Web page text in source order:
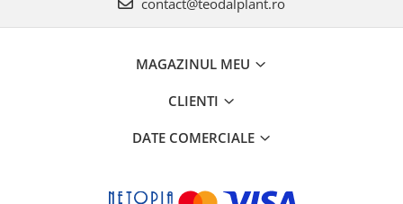
MAGAZINUL MEU
CLIENTI
DATE COMERCIALE